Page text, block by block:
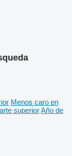
Menos caro en
superiorAño de